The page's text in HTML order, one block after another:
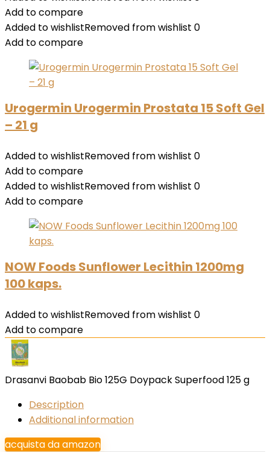
Add to compare
Added to wishlistRemoved from wishlist 0
Add to compare
Urogermin Urogermin Prostata 15 Soft Gel
– 21 g
Added to wishlistRemoved from wishlist 0
Add to compare
Added to wishlistRemoved from wishlist 0
Add to compare
NOW Foods Sunflower Lecithin 1200mg
100 kaps.
Added to wishlistRemoved from wishlist 0
Add to compare
Drasanvi Baobab Bio 125G Doypack Superfood 125 g
Description
Additional information
acquista da amazon